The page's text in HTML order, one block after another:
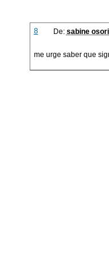
8 De: sabine
me urge saber que